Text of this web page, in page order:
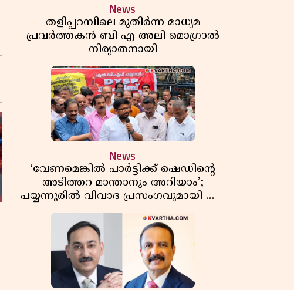
News
തളിപ്പറമ്പിലെ മുതിർന്ന മാധ്യമ
പ്രവർത്തകൻ ബി എ അലി മൊഗ്രാൽ
നിര്യാതനായി
News
‘വേണമെങ്കിൽ പാർട്ടിക്ക് ഷെഡിൻ്റെ
അടിത്തറ മാന്താനും അറിയാം’;
പയ്യന്നൂരിൽ വിവാദ പ്രസംഗവുമായി കെ
കെ രാഗേഷ്